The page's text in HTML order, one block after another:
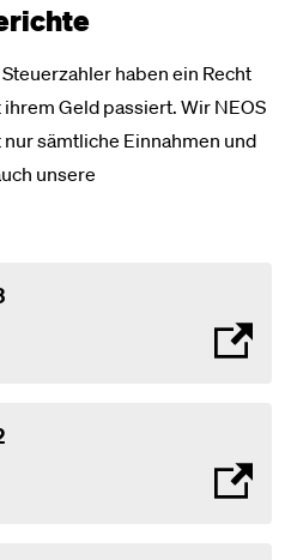
haben ein Recht
Geld passiert. Wir NEOS
sämtliche Einnahmen und
unsere